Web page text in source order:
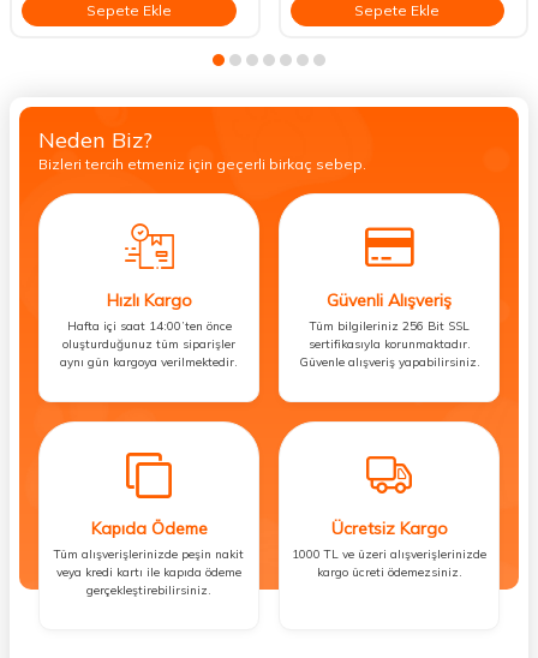
Sepete Ekle Sepete Ekle
Neden Biz?
Bizleri tercih etmeniz için geçerli birkaç sebep.
Hızlı Kargo
Hafta içi saat 14:00’ten önce
oluşturduğunuz tüm siparişler
aynı gün kargoya verilmektedir.
Güvenli Alışveriş
Tüm bilgileriniz 256 Bit SSL
sertifikasıyla korunmaktadır.
Güvenle alışveriş yapabilirsiniz.
Kapıda Ödeme
Tüm alışverişlerinizde peşin nakit
veya kredi kartı ile kapıda ödeme
gerçekleştirebilirsiniz.
Ücretsiz Kargo
1000 TL ve üzeri alışverişlerinizde
kargo ücreti ödemezsiniz.